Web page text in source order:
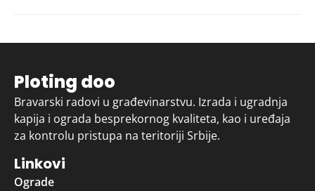
Ploting doo
Bravarski radovi u građevinarstvu. Izrada i ugradnja
kapija i ograda besprekornog kvaliteta, kao i uređaja
za kontrolu pristupa na teritoriji Srbije.
Linkovi
Ograde